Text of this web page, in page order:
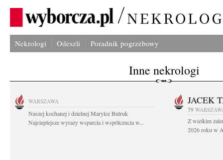
Nekrologi Odeszli Poradnik pogrzebowy
Inne nekrologi
WARSZAWA
Naszej kochanej i dzielnej Marylce Butruk
Najcieplejsze wyrazy wsparcia i współczucia w...
JACEK
79
Z wielkim
2026 roku w